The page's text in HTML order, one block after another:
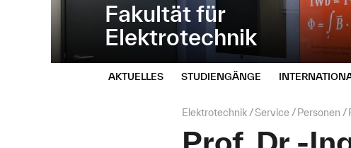
Fakultät für
Elektrotechnik
AKTUELLES STUDIENGÄNGE
Seitenpfad:
Elektrotechnik Service Personen